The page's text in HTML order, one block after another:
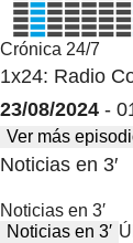
Crónica 24/7
1x24: Radio
23/08/2024 -
Ver más
Noticias en 3′
Noticias en 3′
Noticias en 3′